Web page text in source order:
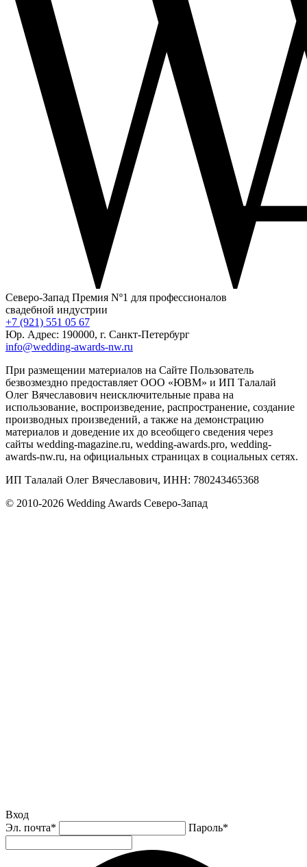
Северо-Запад Премия Nº1 для профессионалов
свадебной индустрии
+7 (921) 551 05 67
Юр. Адрес: 190000, г. Санкт-Петербург
info@wedding-awards-nw.ru
При размещении материалов на Сайте Пользователь
безвозмездно предоставляет ООО «ЮВМ» и ИП Талалай
Олег Вячеславович неисключительные права на
использование, воспроизведение, распространение, создание
производных произведений, а также на демонстрацию
материалов и доведение их до всеобщего сведения через
сайты wedding-magazine.ru, wedding-awards.pro, wedding-
awards-nw.ru, на официальных страницах в социальных сетях.
ИП Талалай Олег Вячеславович, ИНН: 780243465368
© 2010-2026 Wedding Awards Северо-Запад
Вход
Эл. почта* Пароль*